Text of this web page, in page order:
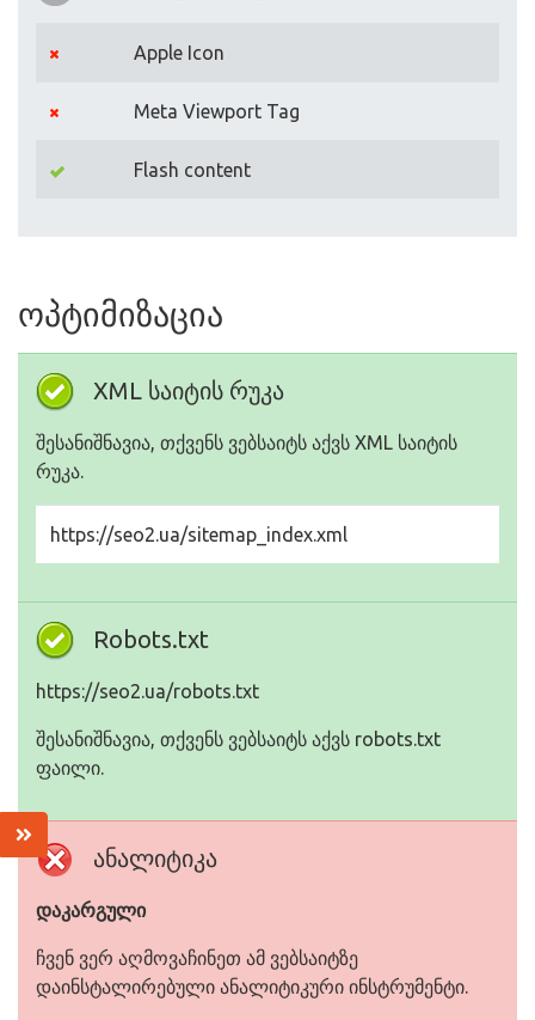
Apple Icon
Meta Viewport Tag
Flash content
ოპტიმიზაცია
XML საიტის რუკა
შესანიშნავია, თქვენს ვებსაიტს აქვს XML საიტის
რუკა.
https://seo2.ua/sitemap_index.xml
Robots.txt
https://seo2.ua/robots.txt
შესანიშნავია, თქვენს ვებსაიტს აქვს robots.txt
ფაილი.
ანალიტიკა
დაკარგული
ჩვენ ვერ აღმოვაჩინეთ ამ ვებსაიტზე
დაინსტალირებული ანალიტიკური ინსტრუმენტი.